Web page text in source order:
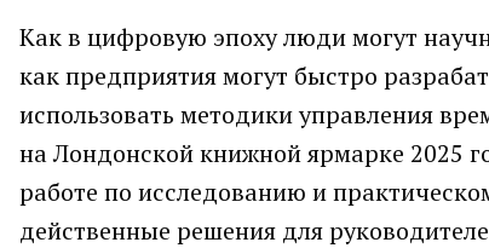
Как в цифровую эпоху люди могут
как предприятия могут быстро
использовать методики управления
на Лондонской книжной ярмарке 2025
работе по исследованию и
действенные решения для